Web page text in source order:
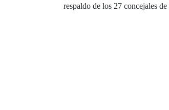
respaldo de los 27 concejales